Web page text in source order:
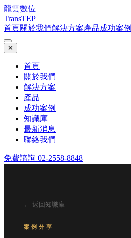
龍雲數位
TransTEP
首頁關於我們解決方案產品成功案例
✕
首頁
關於我們
解決方案
產品
成功案例
知識庫
最新消息
聯絡我們
免費諮詢 02-2558-8848
← 返回知識庫
案例分享